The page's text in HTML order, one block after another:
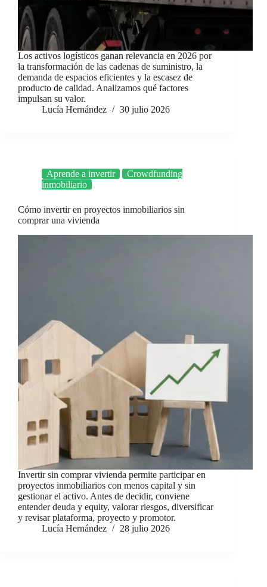
Los activos logísticos ganan relevancia en 2026 por
la transformación de las cadenas de suministro, la
demanda de espacios eficientes y la escasez de
producto de calidad. Analizamos qué factores
impulsan su valor.
Lucía Hernández
30 julio 2026
Aprende a invertir
Crowdfunding
inmobiliario
Cómo invertir en proyectos inmobiliarios sin
comprar una vivienda
Invertir sin comprar vivienda permite participar en
proyectos inmobiliarios con menos capital y sin
gestionar el activo. Antes de decidir, conviene
entender deuda y equity, valorar riesgos, diversificar
y revisar plataforma, proyecto y promotor.
Lucía Hernández
28 julio 2026